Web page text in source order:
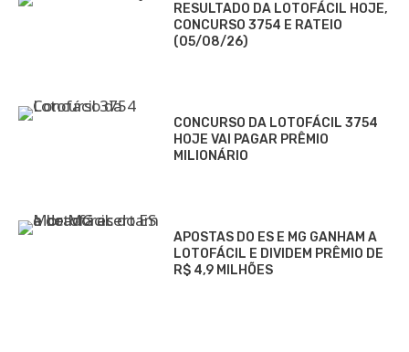
RESULTADO DA LOTOFÁCIL HOJE,
CONCURSO 3754 E RATEIO
(05/08/26)
CONCURSO DA LOTOFÁCIL 3754
HOJE VAI PAGAR PRÊMIO
MILIONÁRIO
APOSTAS DO ES E MG GANHAM A
LOTOFÁCIL E DIVIDEM PRÊMIO DE
R$ 4,9 MILHÕES